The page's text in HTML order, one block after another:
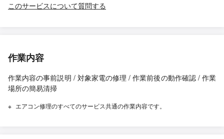
このサービスについて質問する
作業内容
作業内容の事前説明 / 対象家電の修理 / 作業前後の動作確認 / 作業
場所の簡易清掃
エアコン修理のすべてのサービス共通の作業内容です。